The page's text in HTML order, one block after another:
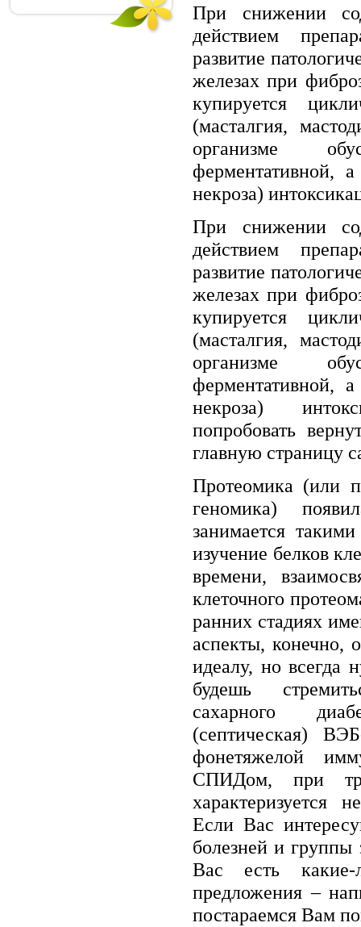
При снижении
действием
развитие
железах при
купируется
(масталгия,
организме
ферментативной,
некроза)
При снижении
действием
развитие
железах при
купируется
(масталгия,
организме
ферментативной,
некроза)
попробовать
главную страницу
Протеомика (или
геномика)
занимается
изучение белков
времени,
клеточного
ранних стадиях
аспекты, конечно,
идеалу, но всегда
будешь
сахарного
(септическая)
фонетяжелой
СПИДом, при
характеризуется
Если Вас
болезней и группы
Вас есть
предложения –
постараемся Вам